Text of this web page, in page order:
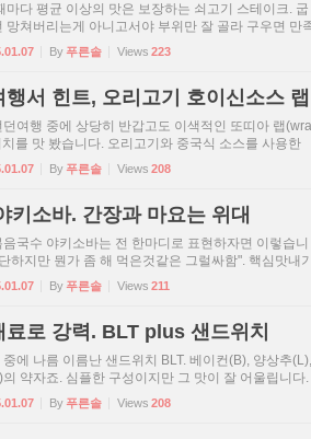
마다 평균 이상의 맛은 보장하는 쇠고기 스테이크. 굽
망쳐버리는게 아니고서야 부위만 잘 골라 구우면 만
프하게 서빙 디스플레이로 즐겨보았습니다. 한 때 국
보인 적 있던 트위스터 후라이. 모양도 모양이지만 특
By 푸른솔 Views 223
행서 힌트, 오리고기 호이신소스 랩
던여행 중에 상당히 반갑고도 이색적인 또띠아 랩(wra
를 맛 봤습니다. 오리고기와 중국식 소스를 사용한
샌드위치였는데요. 사실 그 메뉴를 발견하고 직접
서 왠지모를 반가움과 뿌듯함을 느꼈습니다 2년전인
By 푸른솔 Views 208
키소바. 간장과 마요는 위대
음국수 야키소바는 전 한마디로 표현하자면 이렇습니
하지만 뭔가 좀 해 먹은것같은 그럴싸함". 핵심맛내
바소스입니다. 마요네즈용기같은데에 담아서 팔죠. 정
소스와 함께 볶는다 라는 한마디로 핵심레시피는 끝
By 푸른솔 Views 211
료로 강력. BLT plus 샌드위치
중에 나름 이름난 샌드위치 BLT. 베이컨(B), 양상추(L),
의 약자죠. 심플한 구성이지만 그 맛이 잘 어울립니다.
샌드위치 만들면 딱 그 이름에 맞게만 속을 채웠는
스팅제목대로 plus가 들어갔습니다. BLT 샌드위치...
By 푸른솔 Views 208